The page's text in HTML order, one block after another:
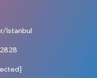
İstanbul